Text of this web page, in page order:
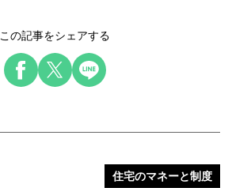
この記事をシェアする
住宅のマネーと制度